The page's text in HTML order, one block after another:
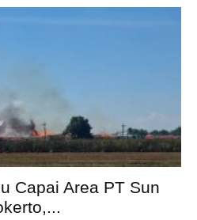
Capai Area PT Sun